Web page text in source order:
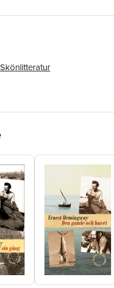
Skönlitteratur